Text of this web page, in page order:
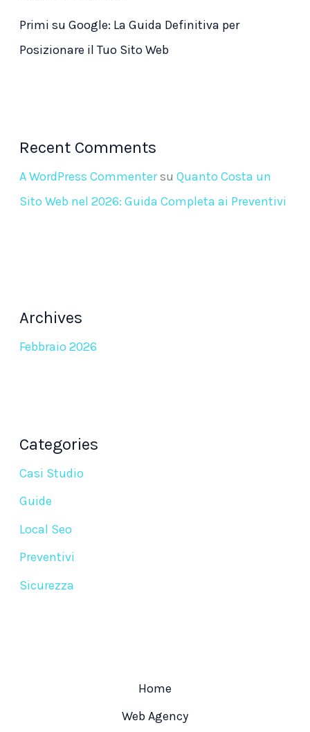
Primi su Google: La Guida Definitiva per
Posizionare il Tuo Sito Web
Recent Comments
A WordPress Commentersu Quanto Costa un
Sito Web nel 2026: Guida Completa ai Preventivi
Archives
Febbraio 2026
Categories
Casi Studio
Guide
Local Seo
Preventivi
Sicurezza
Home
Web Agency